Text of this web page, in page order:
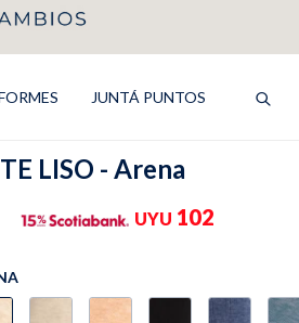
JUNTÁ PUNTOS
LISO - Arena
UYU 102